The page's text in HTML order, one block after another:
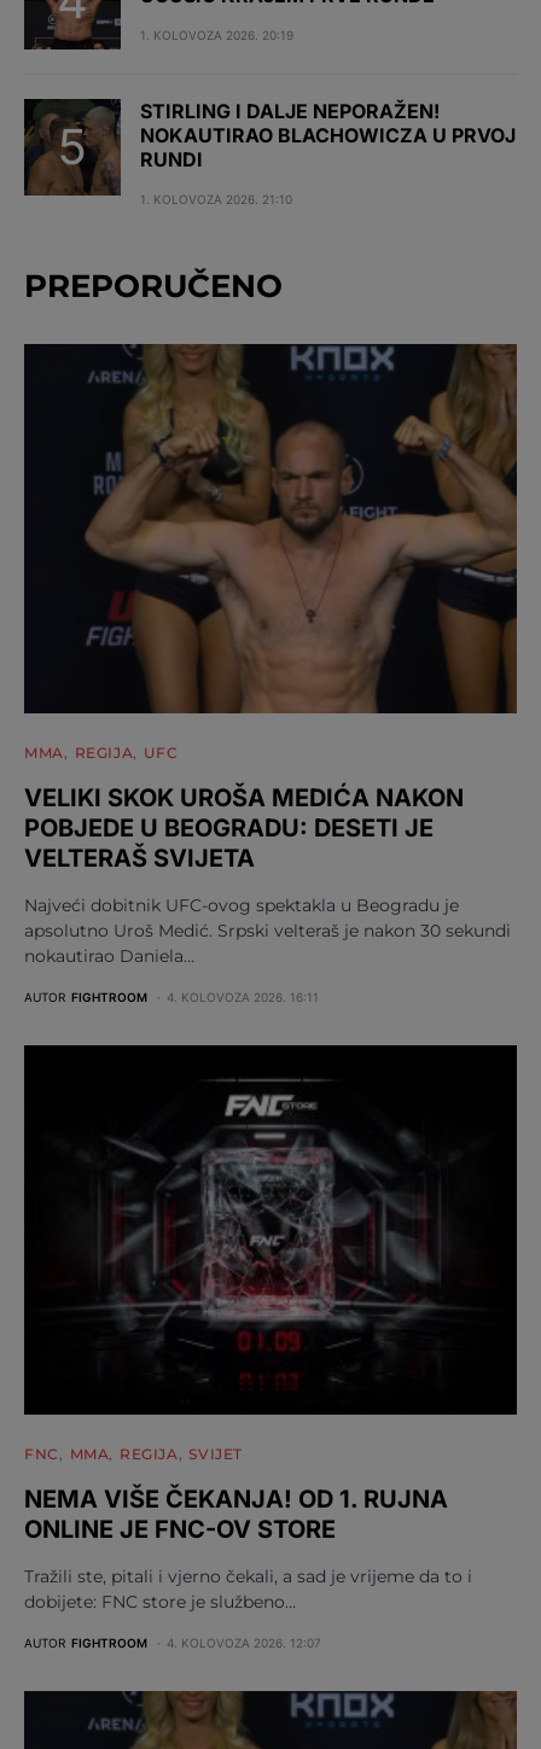
1. KOLOVOZA 2026. 20:19
STIRLING I DALJE NEPORAŽEN!
NOKAUTIRAO BLACHOWICZA U PRVOJ
RUNDI
1. KOLOVOZA 2026. 21:10
PREPORUČENO
MMA REGIJA UFC
VELIKI SKOK UROŠA MEDIĆA NAKON
POBJEDE U BEOGRADU: DESETI JE
VELTERAŠ SVIJETA
Najveći dobitnik UFC-ovog spektakla u Beogradu je
apsolutno Uroš Medić. Srpski velteraš je nakon 30 sekundi
nokautirao Daniela…
AUTOR FIGHTROOM 4. KOLOVOZA 2026. 16:11
FNC MMA REGIJA SVIJET
NEMA VIŠE ČEKANJA! OD 1. RUJNA
ONLINE JE FNC-OV STORE
Tražili ste, pitali i vjerno čekali, a sad je vrijeme da to i
dobijete: FNC store je službeno…
AUTOR FIGHTROOM 4. KOLOVOZA 2026. 12:07